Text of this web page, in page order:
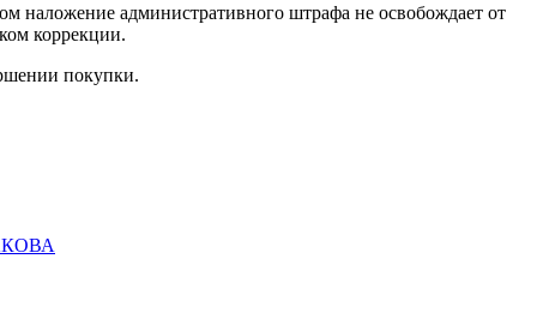
наложение административного штрафа не освобождает от
коррекции.
покупки.